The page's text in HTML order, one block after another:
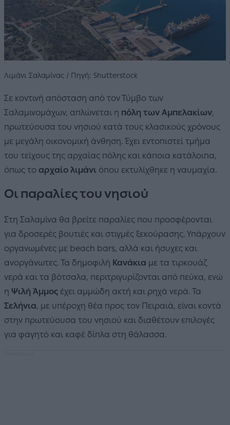
Λιμάνι Σαλαμίνας / Πηγή: Shutterstock
Σε κοντινή απόσταση από τον Τύμβο των
Σαλαμινομάχων, απλώνεται η πόλη των Αμπελακίων,
πρωτεύουσα του νησιού κατά τους κλασικούς χρόνους
με μεγάλη οικονομική άνθηση. Έχει εντοπιστεί τμήμα
του τείχους της αρχαίας πόλης και κάποια κατάλοιπα,
όπως το αρχαίο λιμάνι όπου εκτυλίχθηκε η ναυμαχία.
Οι παραλίες του νησιού
Στη Σαλαμίνα θα βρείτε παραλίες που προσφέρονται
για δροσερές βουτιές και στιγμές ξεκούρασης. Υπάρχουν
οργανωμένες με beach bars, αλλά και ήσυχες και
ανοργάνωτες. Τα δημοφιλή Κανάκια με τα τιρκουάζ
νερά και τα βότσαλα, περιτριγυρίζονται από πεύκα, ενώ
η Ψιλή Άμμος έχει αμμώδη ακτή και ρηχά νερά. Τα
Σελήνια, με υπέροχη θέα προς τον Πειραιά, είναι κοντά
στην πρωτεύουσα του νησιού και διαθέτουν επιλογές
για φαγητό και καφέ δίπλα στη θάλασσα.